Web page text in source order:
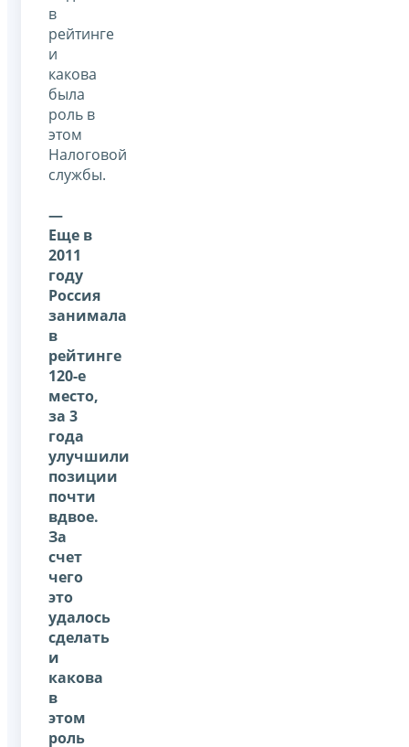
в
рейтинге
и
какова
была
роль в
этом
Налоговой
службы.
—
Еще в
2011
году
Россия
занимала
в
рейтинге
120-е
место,
за 3
года
улучшили
позиции
почти
вдвое.
За
счет
чего
это
удалось
сделать
и
какова
в
этом
роль